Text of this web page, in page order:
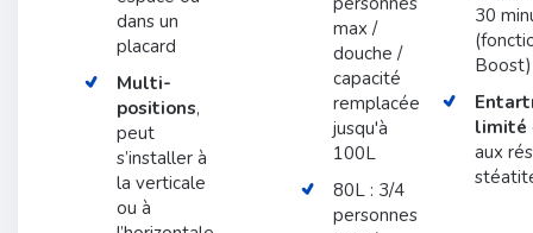
dans un
placard
Multi-
positions,
peut
s’installer à
la verticale
ou à
max /
douche /
capacité
remplacée
jusqu'à
100L
80L : 3/4
personnes
30
Boost)
limité
aux